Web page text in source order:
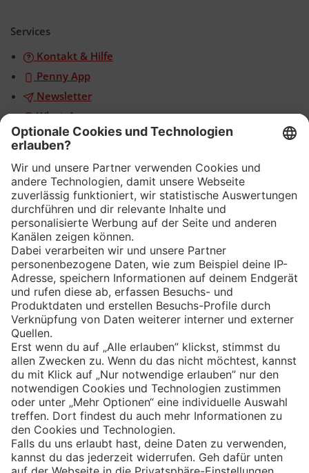
Services
Kontakt & Hilfe
Penny App
Newsletter
WhatsApp
App
Eishockey
Impressum